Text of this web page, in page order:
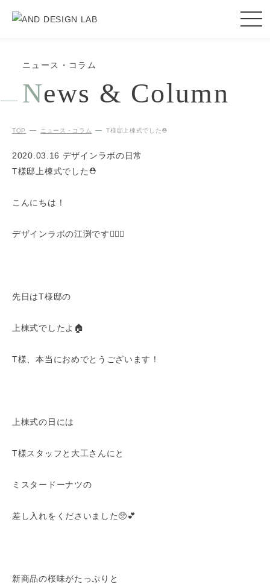
ニュース・コラム
News & Column
TOP ニュース・コラム T様邸上棟式でした⛑
2020.03.16 デザインラボの日常
T様邸上棟式でした⛑
こんにちは！
デザインラボの江渕です🙋🏻‍♀️
先日はT様邸の
上棟式でしたよ🏠
T様、本当におめでとうございます！
上棟式の日には
T様スタッフと大工さんにと
ミスタードーナツの
差し入れをくださいました🥺💕
新商品の桜味がたっぷりと